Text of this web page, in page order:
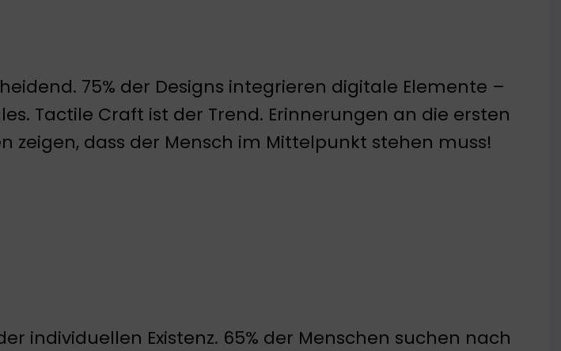
75% der Designs integrieren digitale Elemente –
Tactile Craft ist der Trend. Erinnerungen an die ersten
zeigen, dass der Mensch im Mittelpunkt stehen muss!
individuellen Existenz. 65% der Menschen suchen nach